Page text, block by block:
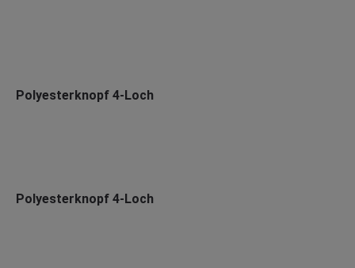
Polyesterknopf 4-Loch
Polyesterknopf 4-Loch